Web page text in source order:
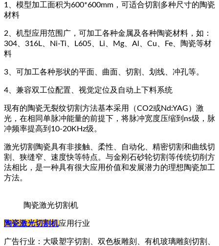
1、模型加工面积为600*600mm，可适合切割多种尺寸的陶瓷
材料
2、机型应用范围广，可加工各种金属及各种陶瓷材料，如：
304、316L、Ni-Ti、L605、Li、Mg、Al、Cu、Fe、陶瓷等材
料
3、可加工各种形状的平面、曲面、切割、划线、冲孔等。
4、兼容双工位配置、视觉定位及自动上下料系统
现有的陶瓷无裂纹切割方法基本采用（CO2或Nd:YAG）激
光，在相同单脉冲能量的前提下，将脉冲宽度压缩到ns级，脉
冲频率提高到10-20KHz级。
激光切割陶瓷具有非接触、柔性、自动化、精密切割和曲线切
割、狭缝窄、速度快等特点。与金刚石砂轮切割等传统切削方
法相比，是一种具有很大应用价值和发展潜力的理想陶瓷加工
方法。
陶瓷激光切割机
陶瓷激光切割机应用行业
广告行业：大吸塑字切割、双色板雕刻、有机玻璃雕刻切割、